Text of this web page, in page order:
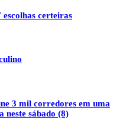
certeiras
3 mil corredores em uma
neste sábado (8)